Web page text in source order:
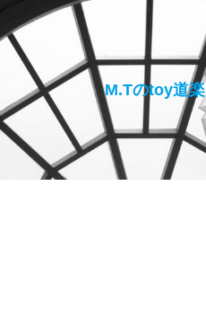
M.Tのtoy道楽